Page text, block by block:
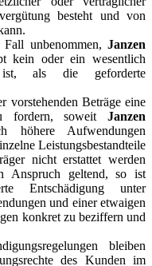
besteht und von
unbenommen,Janzen
kein oder ein wesentlich
ist, als die geforderte
vorstehenden Beträge eine
fordern, soweit Janzen
höhere Aufwendungen
Leistungsbestandteile
nicht erstattet werden
Anspruch geltend, so ist
Entschädigung unter
und einer etwaigen
konkret zu beziffern und
bleiben
des Kunden im